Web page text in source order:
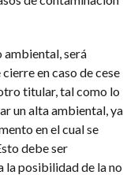
ambiental, será
en caso de cese
titular, tal como lo
un alta ambiental, ya
en el cual se
debe ser
la posibilidad de la no